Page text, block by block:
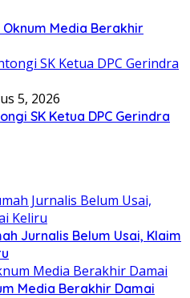
Oknum Media Berakhir
5, 2026
SK Ketua DPC Gerindra
Jurnalis Belum Usai, Klaim
Media Berakhir Damai